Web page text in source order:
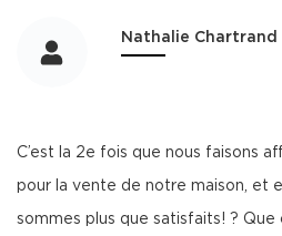
Nathalie Chartrand
C’est la 2e fois que nous faisons
pour la vente de notre maison, et
sommes plus que satisfaits! ?